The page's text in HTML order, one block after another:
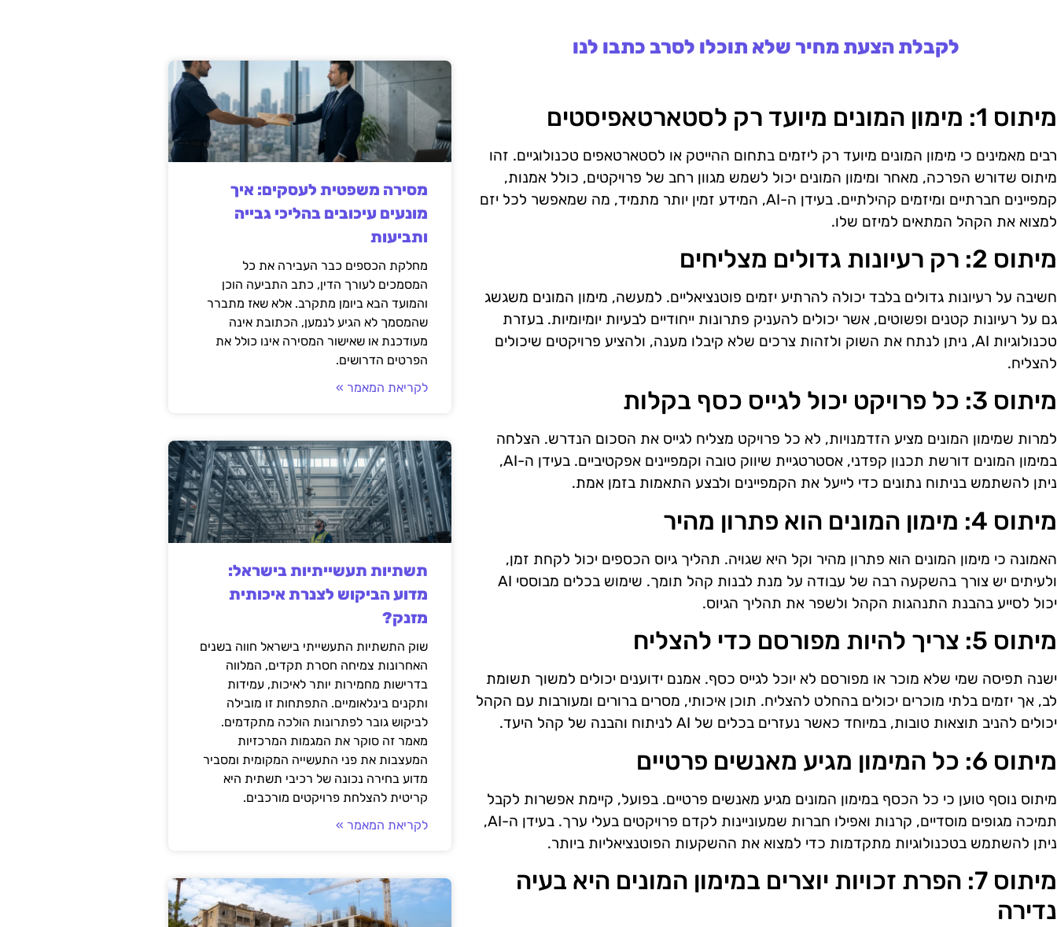
לקבלת הצעת מחיר שלא תוכלו לסרב כתבו לנו
מיתוס 1: מימון המונים מיועד רק לסטארטאפיסטים
רבים מאמינים כי מימון המונים מיועד רק ליזמים בתחום ההייטק או לסטארטאפים טכנולוגיים. זהו
מיתוס שדורש הפרכה, מאחר ומימון המונים יכול לשמש מגוון רחב של פרויקטים, כולל אמנות,
קמפיינים חברתיים ומיזמים קהילתיים. בעידן ה-AI, המידע זמין יותר מתמיד, מה שמאפשר לכל יזם
למצוא את הקהל המתאים למיזם שלו.
מיתוס 2: רק רעיונות גדולים מצליחים
חשיבה על רעיונות גדולים בלבד יכולה להרתיע יזמים פוטנציאליים. למעשה, מימון המונים משגשג
גם על רעיונות קטנים ופשוטים, אשר יכולים להעניק פתרונות ייחודיים לבעיות יומיומיות. בעזרת
טכנולוגיות AI, ניתן לנתח את השוק ולזהות צרכים שלא קיבלו מענה, ולהציע פרויקטים שיכולים
להצליח.
מיתוס 3: כל פרויקט יכול לגייס כסף בקלות
למרות שמימון המונים מציע הזדמנויות, לא כל פרויקט מצליח לגייס את הסכום הנדרש. הצלחה
במימון המונים דורשת תכנון קפדני, אסטרטגיית שיווק טובה וקמפיינים אפקטיביים. בעידן ה-AI,
ניתן להשתמש בניתוח נתונים כדי לייעל את הקמפיינים ולבצע התאמות בזמן אמת.
מיתוס 4: מימון המונים הוא פתרון מהיר
האמונה כי מימון המונים הוא פתרון מהיר וקל היא שגויה. תהליך גיוס הכספים יכול לקחת זמן,
ולעיתים יש צורך בהשקעה רבה של עבודה על מנת לבנות קהל תומך. שימוש בכלים מבוססי AI
יכול לסייע בהבנת התנהגות הקהל ולשפר את תהליך הגיוס.
מיתוס 5: צריך להיות מפורסם כדי להצליח
ישנה תפיסה שמי שלא מוכר או מפורסם לא יוכל לגייס כסף. אמנם ידוענים יכולים למשוך תשומת
לב, אך יזמים בלתי מוכרים יכולים בהחלט להצליח. תוכן איכותי, מסרים ברורים ומעורבות עם הקהל
יכולים להניב תוצאות טובות, במיוחד כאשר נעזרים בכלים של AI לניתוח והבנה של קהל היעד.
מיתוס 6: כל המימון מגיע מאנשים פרטיים
מיתוס נוסף טוען כי כל הכסף במימון המונים מגיע מאנשים פרטיים. בפועל, קיימת אפשרות לקבל
תמיכה מגופים מוסדיים, קרנות ואפילו חברות שמעוניינות לקדם פרויקטים בעלי ערך. בעידן ה-AI,
ניתן להשתמש בטכנולוגיות מתקדמות כדי למצוא את ההשקעות הפוטנציאליות ביותר.
מיתוס 7: הפרת זכויות יוצרים במימון המונים היא בעיה
נדירה
מסירה משפטית לעסקים: איך
מונעים עיכובים בהליכי גבייה
ותביעות
מחלקת הכספים כבר העבירה את כל
המסמכים לעורך הדין, כתב התביעה הוכן
והמועד הבא ביומן מתקרב. אלא שאז מתברר
שהמסמך לא הגיע לנמען, הכתובת אינה
מעודכנת או שאישור המסירה אינו כולל את
הפרטים הדרושים.
לקריאת המאמר »
תשתיות תעשייתיות בישראל:
מדוע הביקוש לצנרת איכותית
מזנק?
שוק התשתיות התעשייתי בישראל חווה בשנים
האחרונות צמיחה חסרת תקדים, המלווה
בדרישות מחמירות יותר לאיכות, עמידות
ותקנים בינלאומיים. התפתחות זו מובילה
לביקוש גובר לפתרונות הולכה מתקדמים.
מאמר זה סוקר את המגמות המרכזיות
המעצבות את פני התעשייה המקומית ומסביר
מדוע בחירה נכונה של רכיבי תשתית היא
קריטית להצלחת פרויקטים מורכבים.
לקריאת המאמר »